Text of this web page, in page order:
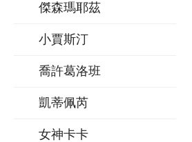
傑森瑪耶茲
小賈斯汀
喬許葛洛班
凱蒂佩芮
女神卡卡